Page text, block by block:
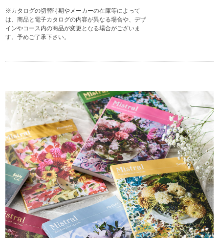
※カタログの切替時期やメーカーの在庫等によって
は、商品と電子カタログの内容が異なる場合や、デザ
インやコース内の商品が変更となる場合がございま
す。予めご了承下さい。